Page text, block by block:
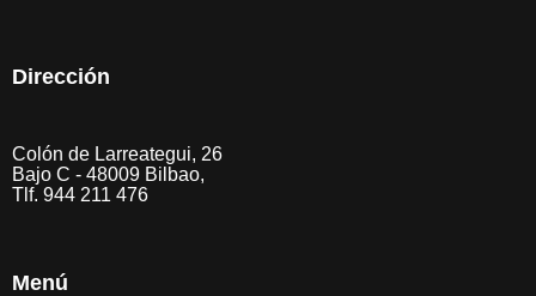
Dirección
Colón de Larreategui, 26
Bajo C - 48009 Bilbao,
Tlf. 944 211 476
Menú